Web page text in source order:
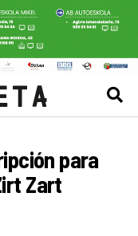
para
Zart